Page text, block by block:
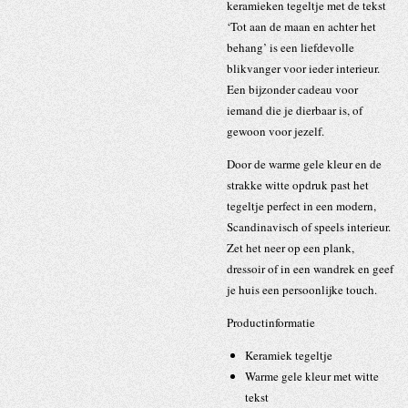
keramieken tegeltje met de tekst
‘Tot aan de maan en achter het
behang’ is een liefdevolle
blikvanger voor ieder interieur.
Een bijzonder cadeau voor
iemand die je dierbaar is, of
gewoon voor jezelf.
Door de warme gele kleur en de
strakke witte opdruk past het
tegeltje perfect in een modern,
Scandinavisch of speels interieur.
Zet het neer op een plank,
dressoir of in een wandrek en geef
je huis een persoonlijke touch.
Productinformatie
Keramiek tegeltje
Warme gele kleur met witte
tekst